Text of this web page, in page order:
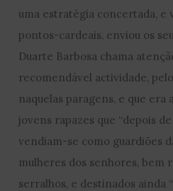
uma estratégia concertada, e
pontos-cardeais, enviou os
Duarte Barbosa chama
recomendável actividade,
naquelas paragens, e que era
jovens rapazes que “depois
vendiam-se como guardiões
mulheres dos senhores, bem
serralhos, e destinados ainda